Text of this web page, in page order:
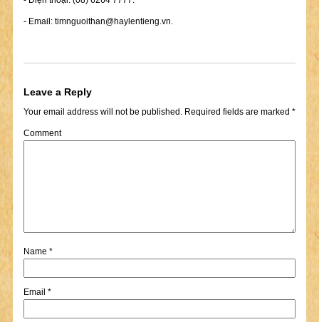
- Email: timnguoithan@haylentieng.vn.
Leave a Reply
Your email address will not be published.Required fields are marked *
Comment
Name *
Email *